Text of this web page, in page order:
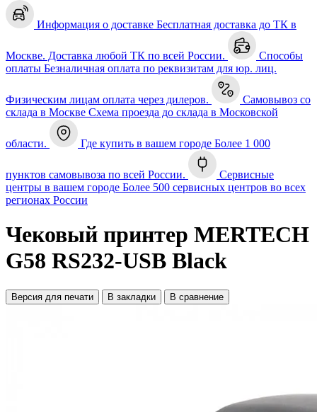
Информация о доставке Бесплатная доставка до ТК в
Москве. Доставка любой ТК по всей России.
Способы
оплаты Безналичная оплата по реквизитам для юр. лиц.
Физическим лицам оплата через дилеров.
Самовывоз со
склада в Москве Схема проезда до склада в Московской
области. Где купить в вашем городе Более 1 000
пунктов самовывоза по всей России.
Сервисные
центры в вашем городе Более 500 сервисных центров во всех
регионах России
Чековый принтер MERTECH
G58 RS232-USB Black
Версия для печати В закладки В сравнение